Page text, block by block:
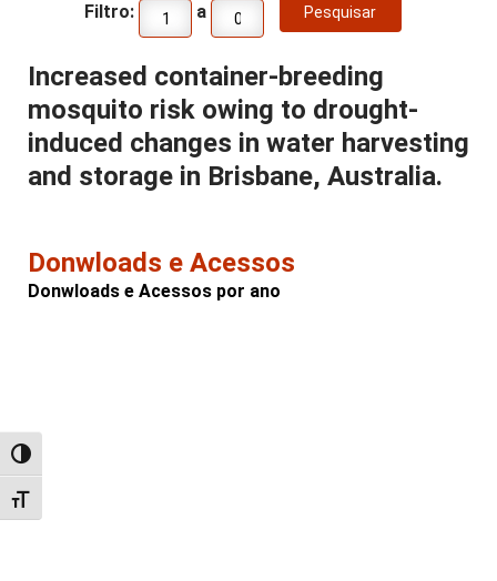
Alternar alto contraste
Alternar tamanho da fonte
Filtro: a
Increased container-breeding
mosquito risk owing to drought-
induced changes in water harvesting
and storage in Brisbane, Australia.
Donwloads e Acessos
Donwloads e Acessos por ano